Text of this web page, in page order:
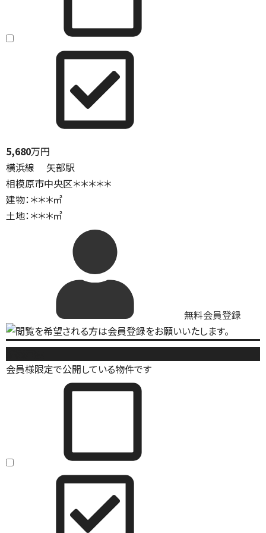
5,680万円
横浜線 矢部駅
相模原市中央区＊＊＊＊＊
建物：＊＊＊㎡
土地：＊＊＊㎡
無料会員登録
会員様限定で公開している物件です